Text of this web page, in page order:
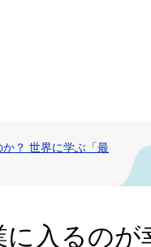
？ 世界に学ぶ「最
入るのが